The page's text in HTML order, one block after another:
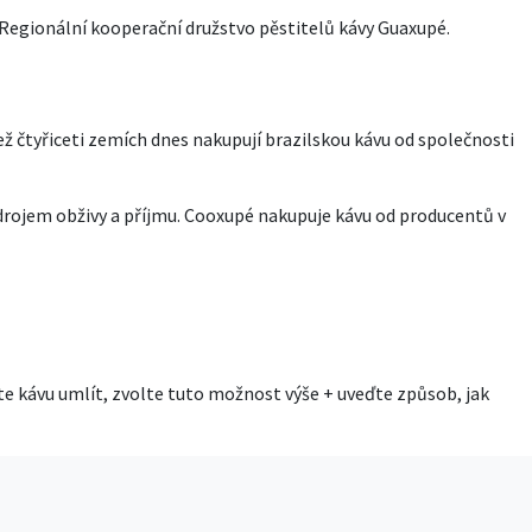
kooperační družstvo pěstitelů kávy Guaxupé.
čtyřiceti zemích dnes nakupují brazilskou kávu od společnosti
obživy a příjmu. Cooxupé nakupuje kávu od producentů v
kávu umlít, zvolte tuto možnost výše + uveďte způsob, jak